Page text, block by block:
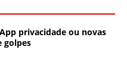
privacidade ou novas
golpes